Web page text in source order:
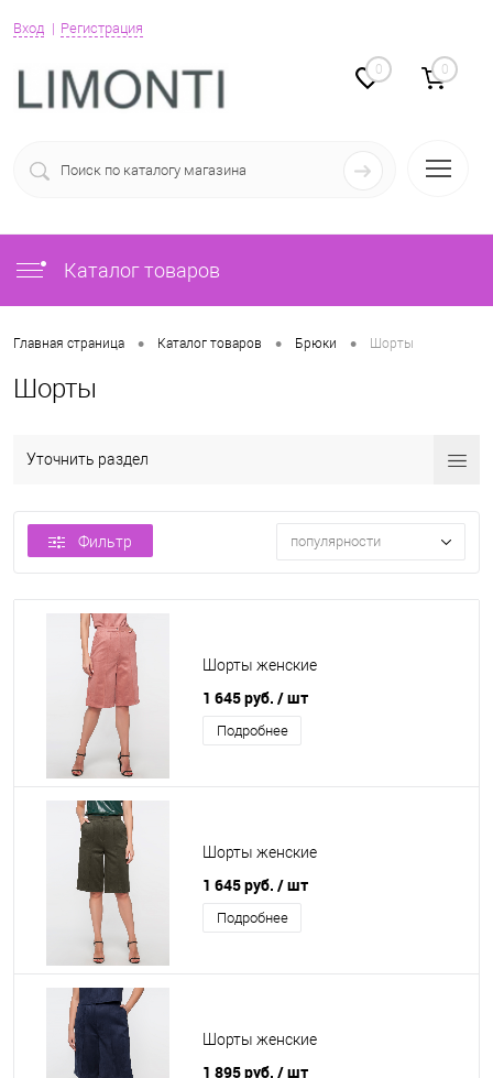
Вход Регистрация
0 0
Каталог товаров
Главная страница • Каталог товаров • Брюки • Шорты
Шорты
Уточнить раздел
Фильтр популярности
Шорты женские
1 645 руб. / шт
Подробнее
Шорты женские
1 645 руб. / шт
Подробнее
Шорты женские
1 895 руб. / шт